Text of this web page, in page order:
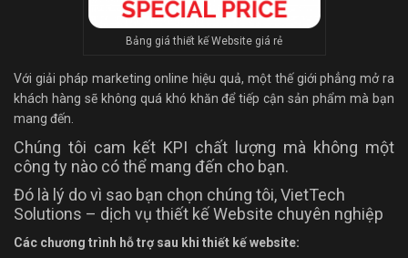
Bảng giá thiết kế Website giá rẻ
Với giải pháp marketing online hiệu quả, một thế giới phẳng mở ra
khách hàng sẽ không quá khó khăn để tiếp cận sản phẩm mà bạn
mang đến.
Chúng tôi cam kết KPI chất lượng mà không một
công ty nào có thể mang đến cho bạn.
Đó là lý do vì sao bạn chọn chúng tôi, VietTech
Solutions – dịch vụ thiết kế Website chuyên nghiệp
Các chương trình hỗ trợ sau khi thiết kế website: